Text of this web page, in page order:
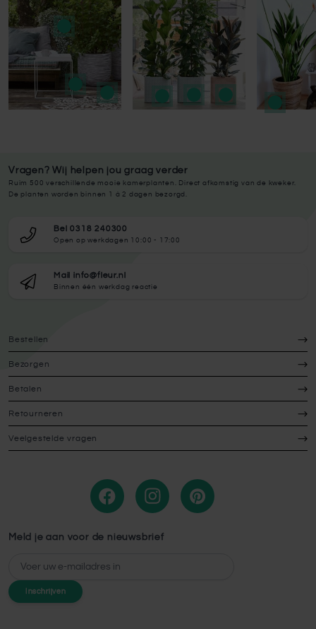
Vragen? Wij helpen jou graag verder
Ruim 500 verschillende mooie kamerplanten. Direct afkomstig van de kweker.
De planten worden binnen 1 à 2 dagen bezorgd.
Bel 0318 240300
Open op werkdagen 10:00 - 17:00
Mail info@fleur.nl
Binnen één werkdag reactie
Bestellen
Bezorgen
Betalen
Retourneren
Veelgestelde vragen
Meld je aan voor de nieuwsbrief
E-mailadres
Inschrijven